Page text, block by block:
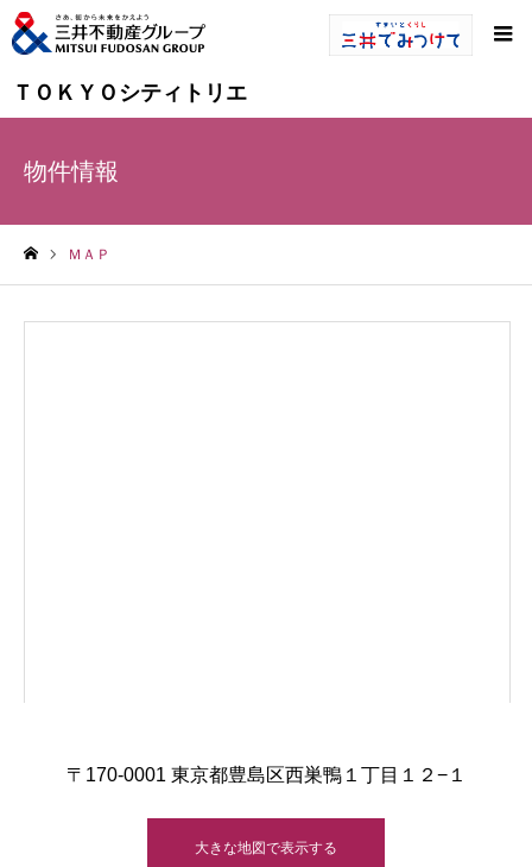
ＴＯＫＹＯシティトリエ
物件情報
ＭＡＰ
〒170-0001 東京都豊島区西巣鴨１丁目１２−１
大きな地図で表示する